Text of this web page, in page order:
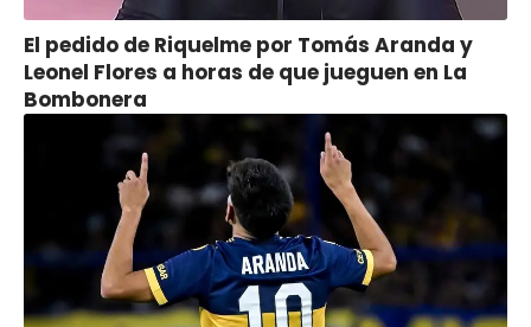
El pedido de Riquelme por Tomás Aranda y
Leonel Flores a horas de que jueguen en La
Bombonera